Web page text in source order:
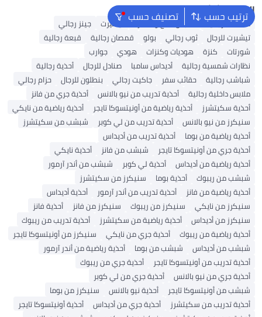
ترتيب حسب تصنيف حسب البحث الشائع
محفظة رجالية ملابس الحج والعمرة تيشيرت
جينز رجالي
تيشيرت للرجال
ثوب رجالي بولو قمصان رجالية
قبعة رجالية
شورتات
كنزة هوديات وكنزات هودي
جوارب
نظارات شمسية رجالية
أديداس سامبا صنادل للرجال
أحذية رجالية
شباشب رجالية
حقائب سفر جاكيت رجالي بنطلون للرجال
حزام رجالي
ملابس داخلية رجالية
أحذية تدريب من نيو بالانس
أحذية جري من فانز
أحذية سكيتشرز
أحذية رياضية من أونيتسوكا تايجر
أحذية رياضية من نايكي
سنيكرز من نيو بالانس
أحذية تدريب من لي كوبر
شبشب من سكيتشرز
أحذية رياضية من بوما
أحذية تدريب من أديداس
أحذية جري من أونيتسوكا تايجر
شبشب من فانز
أحذية نايكي
أحذية رياضية من أديداس
أحذية لي كوبر
شبشب من أندر آرمور
شبشب من ريبوك
أحذية بوما
سنيكرز من سكيتشرز
أحذية رياضية من فانز
أحذية تدريب من أندر آرمور
أحذية أديداس
سنيكرز من نايكي
سنيكرز من ريبوك سنيكرز من فانز
أحذية فانز
سنيكرز من أديداس
أحذية رياضية من سكيتشرز
أحذية تدريب من ريبوك
أحذية رياضية من ريبوك
أحذية جري من نايكي
سنيكرز من أونيتسوكا تايجر
شبشب من أديداس
شبشب من بوما
أحذية رياضية من أندر آرمور
أحذية تدريب من أونيتسوكا تايجر
أحذية جري من ريبوك
أحذية جري من نيو بالانس
أحذية جري من لي كوبر
شبشب من أونيتسوكا تايجر
أحذية نيو بالانس
سنيكرز من بوما
أحذية تدريب من سكيتشرز
أحذية جري من أديداس
أحذية أونيتسوكا تايجر